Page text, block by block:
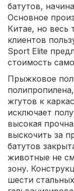
батутов,
Основное
Китае, но весь
клиентов
Sport Elite
стоимость
Прыжковое
жгутов к
исключает
высокая
выскочить за
батутов
животные не
зону.
шести